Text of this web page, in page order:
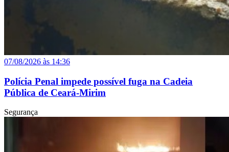
07/08/2026 às 14:36
Polícia Penal impede possível fuga na Cadeia
Pública de Ceará-Mirim
Segurança